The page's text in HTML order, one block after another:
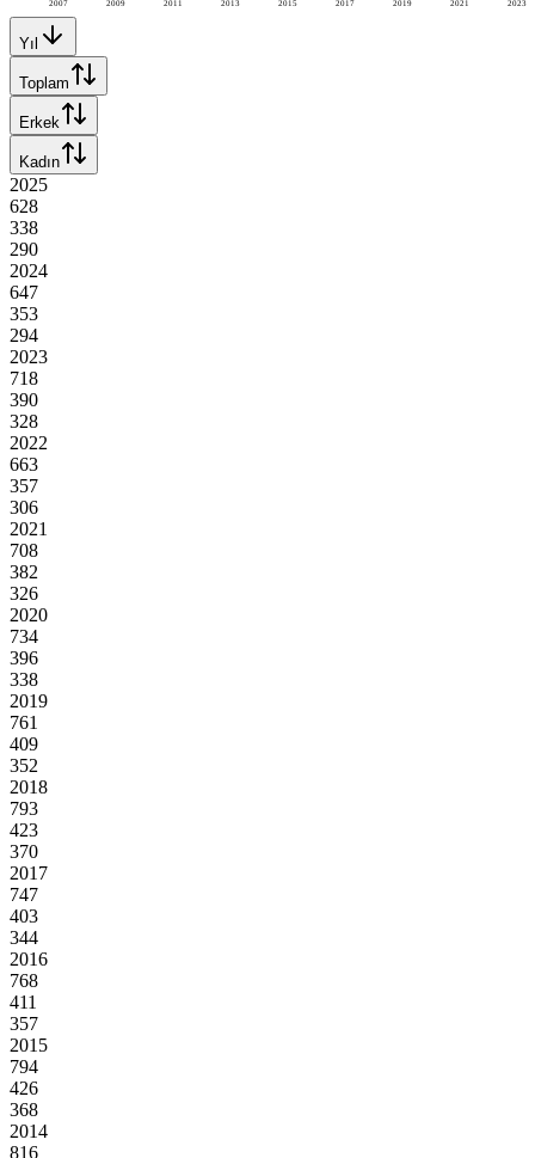
2007 2009 2011 2013 2015 2017 2019 2021 2023
Yıl
Toplam
Erkek
Kadın
2025
628
338
290
2024
647
353
294
2023
718
390
328
2022
663
357
306
2021
708
382
326
2020
734
396
338
2019
761
409
352
2018
793
423
370
2017
747
403
344
2016
768
411
357
2015
794
426
368
2014
816